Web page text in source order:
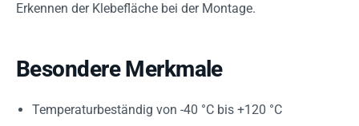
Erkennen der Klebefläche bei der Montage.
Besondere Merkmale
Temperaturbeständig von -40 °C bis +120 °C